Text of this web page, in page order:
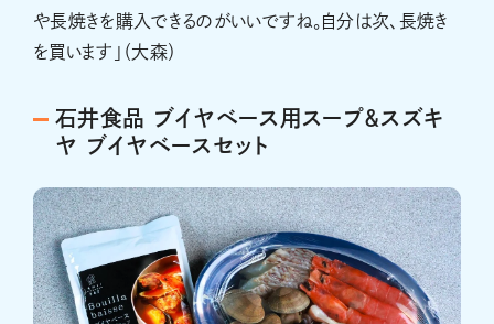
や長焼きを購入できるのがいいですね。自分は次、長焼き
を買います」（大森）
石井食品 ブイヤベース用スープ＆スズキ
ヤ ブイヤベースセット